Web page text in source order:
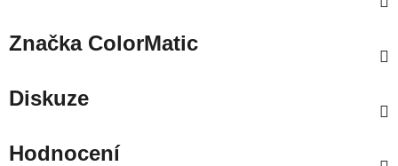
ZnačkaColorMatic
Diskuze
Hodnocení